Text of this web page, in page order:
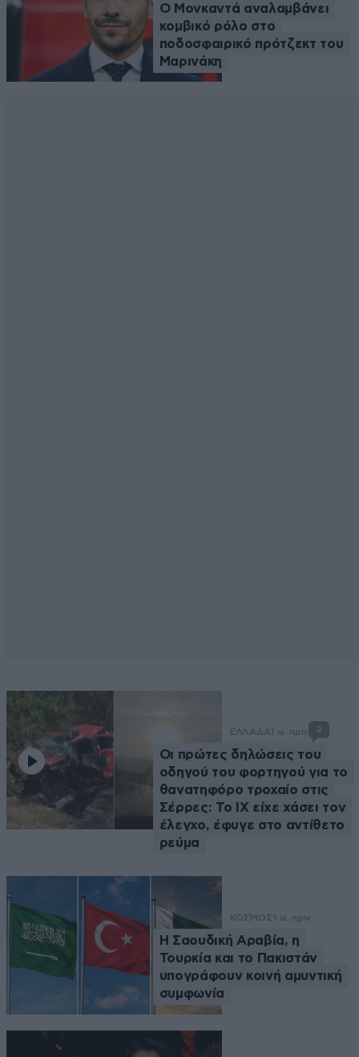
Ο Μονκαντά αναλαμβάνει
κομβικό ρόλο στο
ποδοσφαιρικό πρότζεκτ του
Μαρινάκη
ΕΛΛΑΔΑ 1 ω. πριν 2
Οι πρώτες δηλώσεις του
οδηγού του φορτηγού για το
θανατηφόρο τροχαίο στις
Σέρρες: Το ΙΧ είχε χάσει τον
έλεγχο, έφυγε στο αντίθετο
ρεύμα
ΚΟΣΜΟΣ 1 ω. πριν
Η Σαουδική Αραβία, η
Τουρκία και το Πακιστάν
υπογράφουν κοινή αμυντική
συμφωνία